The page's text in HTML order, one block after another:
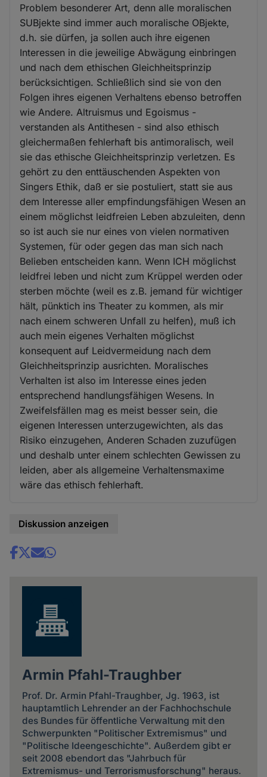
Problem besonderer Art, denn alle moralischen
SUBjekte sind immer auch moralische OBjekte,
d.h. sie dürfen, ja sollen auch ihre eigenen
Interessen in die jeweilige Abwägung einbringen
und nach dem ethischen Gleichheitsprinzip
berücksichtigen. Schließlich sind sie von den
Folgen ihres eigenen Verhaltens ebenso betroffen
wie Andere. Altruismus und Egoismus -
verstanden als Antithesen - sind also ethisch
gleichermaßen fehlerhaft bis antimoralisch, weil
sie das ethische Gleichheitsprinzip verletzen. Es
gehört zu den enttäuschenden Aspekten von
Singers Ethik, daß er sie postuliert, statt sie aus
dem Interesse aller empfindungsfähigen Wesen an
einem möglichst leidfreien Leben abzuleiten, denn
so ist auch sie nur eines von vielen normativen
Systemen, für oder gegen das man sich nach
Belieben entscheiden kann. Wenn ICH möglichst
leidfrei leben und nicht zum Krüppel werden oder
sterben möchte (weil es z.B. jemand für wichtiger
hält, pünktich ins Theater zu kommen, als mir
nach einem schweren Unfall zu helfen), muß ich
auch mein eigenes Verhalten möglichst
konsequent auf Leidvermeidung nach dem
Gleichheitsprinzip ausrichten. Moralisches
Verhalten ist also im Interesse eines jeden
entsprechend handlungsfähigen Wesens. In
Zweifelsfällen mag es meist besser sein, die
eigenen Interessen unterzugewichten, als das
Risiko einzugehen, Anderen Schaden zuzufügen
und deshalb unter einem schlechten Gewissen zu
leiden, aber als allgemeine Verhaltensmaxime
wäre das ethisch fehlerhaft.
Diskussion anzeigen
Share
Armin Pfahl-Traughber
Prof. Dr. Armin Pfahl-Traughber, Jg. 1963, ist
hauptamtlich Lehrender an der Fachhochschule
des Bundes für öffentliche Verwaltung mit den
Schwerpunkten "Politischer Extremismus" und
"Politische Ideengeschichte". Außerdem gibt er
seit 2008 ebendort das "Jahrbuch für
Extremismus- und Terrorismusforschung" heraus.